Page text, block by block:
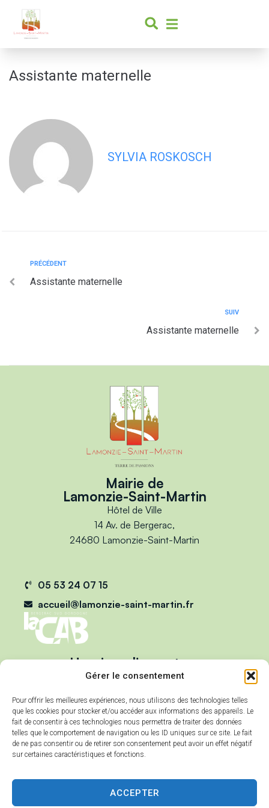
Gérer le consentement
Pour offrir les meilleures expériences, nous utilisons des technologies telles
que les cookies pour stocker et/ou accéder aux informations des appareils. Le
fait de consentir à ces technologies nous permettra de traiter des données
telles que le comportement de navigation ou les ID uniques sur ce site. Le fait
de ne pas consentir ou de retirer son consentement peut avoir un effet négatif
sur certaines caractéristiques et fonctions.
ACCEPTER
principal
Assistante maternelle
SYLVIA ROSKOSCH
PRÉCÉDENT
Assistante maternelle
SUIV
Assistante maternelle
Mairie de
Lamonzie-Saint-Martin
Hôtel de Ville
14 Av. de Bergerac,
24680 Lamonzie-Saint-Martin
05 53 24 07 15
accueil@lamonzie-saint-martin.fr
Horaires d'ouverture
Du lundi au vendredi :
et de 13h00 à 17h00
Mercredi :
de 9h00 à 12h00